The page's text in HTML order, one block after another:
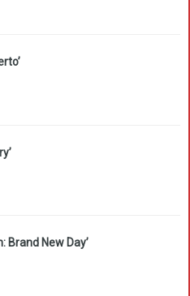
Brand New Day’